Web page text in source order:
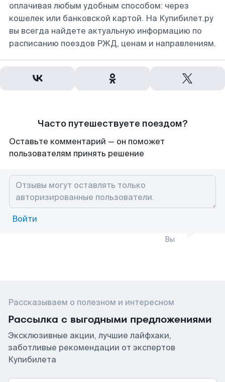
оплачивая любым удобным способом: через
кошелек или банковской картой. На Купибилет.ру
вы всегда найдете актуальную информацию по
расписанию поездов РЖД, ценам и направлениям.
Часто путешествуете поездом?
Оставьте комментарий — он поможет
пользователям принять решение
Войти
Вы
Рассказываем о полезном и интересном
Рассылка с выгодными предложениями
Эксклюзивные акции, лучшие лайфхаки,
заботливые рекомендации от экспертов
Купибилета